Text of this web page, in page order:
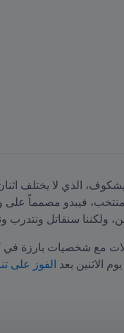
ولكننا سنقاتل ونتدرب
الاثنين بعد الفوز على